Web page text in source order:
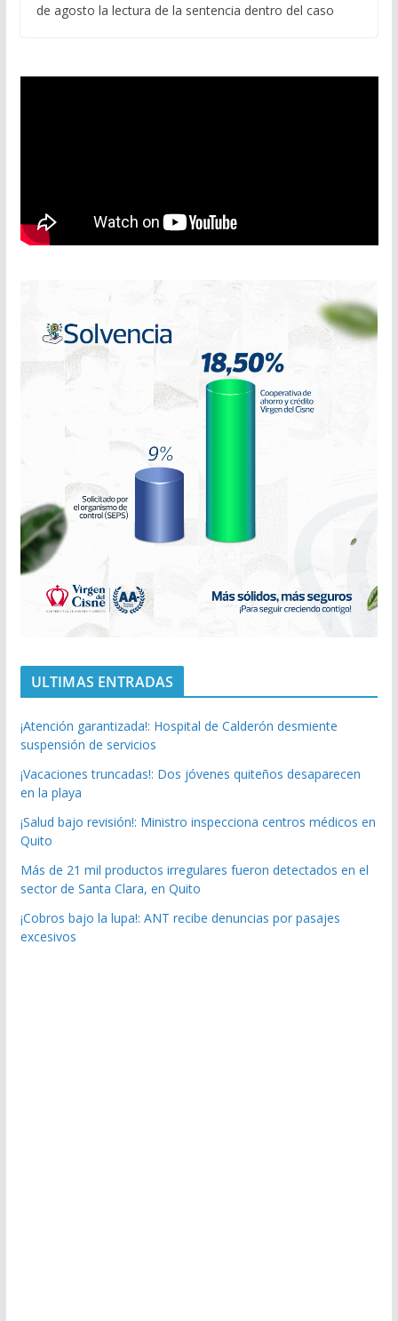
de agosto la lectura de la sentencia dentro del caso
ULTIMAS ENTRADAS
¡Atención garantizada!: Hospital de Calderón desmiente
suspensión de servicios
¡Vacaciones truncadas!: Dos jóvenes quiteños desaparecen
en la playa
¡Salud bajo revisión!: Ministro inspecciona centros médicos en
Quito
Más de 21 mil productos irregulares fueron detectados en el
sector de Santa Clara, en Quito
¡Cobros bajo la lupa!: ANT recibe denuncias por pasajes
excesivos